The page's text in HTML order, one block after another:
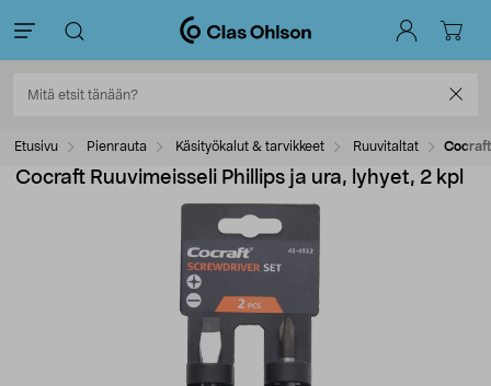
Etusivu Pienrauta Käsityökalut & tarvikkeet Ruuvitaltat
Cocraft Ruuvimeisseli Phillips ja ura, lyhyet, 2 kpl